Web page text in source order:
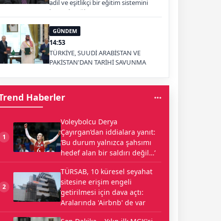
adil ve eşitlikçi bir eğitim sistemini
inşa edeceğiz.
GÜNDEM
14:53
TÜRKİYE, SUUDİ ARABİSTAN VE
PAKİSTAN'DAN TARİHİ SAVUNMA
Haberler
1
Voleybolcu Derya
Çayırgan’dan iddialara yanıt:
‘Bu durum yalnızca şahsımı
hedef alan bir saldırı değil…’
2
TÜRSAB, 10 küresel seyahat
sitesine erişim engeli
getirilmesi için dava açtı:
Aralarında 'Airbnb' de var